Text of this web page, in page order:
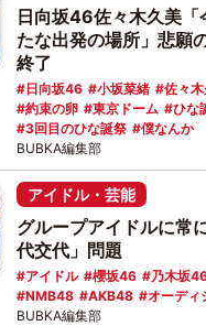
日向坂46佐々木久美「
たな出発の場所」悲願
終了
日向坂46 小坂菜緒 佐々
約束の卵
東京ドーム ひな
3回目のひな誕祭
僕なんか
BUBKA編集部
アイドル・芸能
グループアイドルに常
代交代」問題
アイドル 櫻坂46 乃木坂
NMB48
AKB48 オーディ
BUBKA編集部